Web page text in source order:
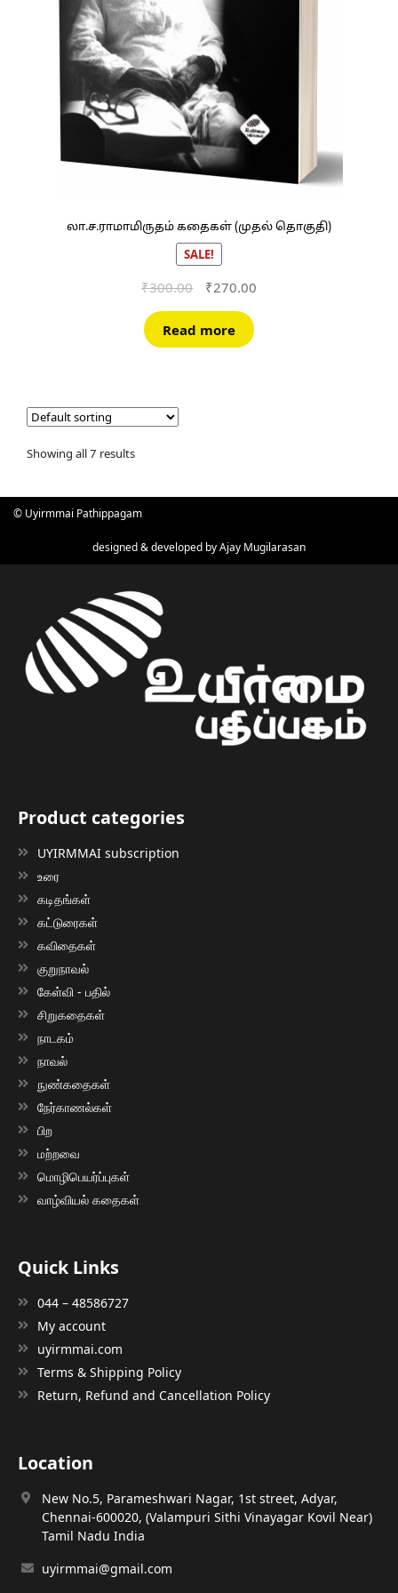
லா.ச.ராமாமிருதம் கதைகள் (முதல் தொகுதி)
SALE!
₹300.00
Original
was:
₹300.00.
₹270.00Current
Read more
Showing all 7 results
© Uyirmmai Pathippagam
designed & developed byAjay Mugilarasan
Product categories
UYIRMMAI subscription
உரை
கடிதங்கள்
கட்டுரைகள்
கவிதைகள்
குறுநாவல்
கேள்வி - பதில்
சிறுகதைகள்
நாடகம்
நாவல்
நுண்கதைகள்
நேர்காணல்கள்
பிற
மற்றவை
மொழிபெயர்ப்புகள்
வாழ்வியல் கதைகள்
Quick Links
044 – 48586727
My account
uyirmmai.com
Terms & Shipping Policy
Return, Refund and Cancellation Policy
Location
New No.5, Parameshwari Nagar, 1st street, Adyar,
Chennai-600020, (Valampuri Sithi Vinayagar Kovil Near)
Tamil Nadu India
uyirmmai@gmail.com